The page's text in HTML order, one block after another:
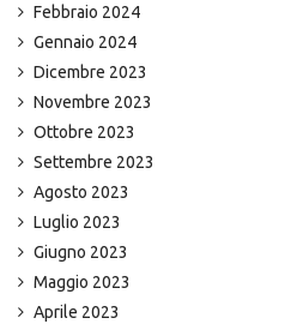
Febbraio 2024
Gennaio 2024
Dicembre 2023
Novembre 2023
Ottobre 2023
Settembre 2023
Agosto 2023
Luglio 2023
Giugno 2023
Maggio 2023
Aprile 2023